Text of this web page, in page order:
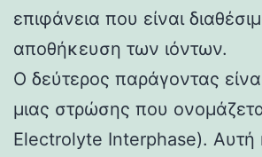
επιφάνεια που είναι
αποθήκευση των ιόντων.
Ο δεύτερος παράγοντας
μιας στρώσης που
Electrolyte Interphase). Αυτή